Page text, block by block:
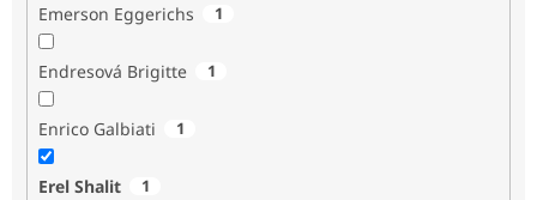
Emerson Eggerichs 1
Endresová Brigitte 1
Enrico Galbiati 1
Erel Shalit 1